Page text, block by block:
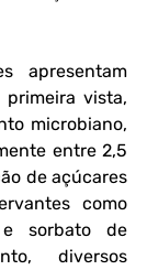
apresentam
vista,
microbiano,
entre 2,5
de açúcares
como
sorbato de
diversos